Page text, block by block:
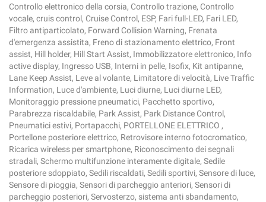
Controllo elettronico della corsia, Controllo trazione, Controllo
vocale, cruis control, Cruise Control, ESP, Fari full-LED, Fari LED,
Filtro antiparticolato, Forward Collision Warning, Frenata
d'emergenza assistita, Freno di stazionamento elettrico, Front
assist, Hill holder, Hill Start Assist, Immobilizzatore elettronico, Info
active display, Ingresso USB, Interni in pelle, Isofix, Kit antipanne,
Lane Keep Assist, Leve al volante, Limitatore di velocità, Live Traffic
Information, Luce d'ambiente, Luci diurne, Luci diurne LED,
Monitoraggio pressione pneumatici, Pacchetto sportivo,
Parabrezza riscaldabile, Park Assist, Park Distance Control,
Pneumatici estivi, Portapacchi, PORTELLONE ELETTRICO ,
Portellone posteriore elettrico, Retrovisore interno fotocromatico,
Ricarica wireless per smartphone, Riconoscimento dei segnali
stradali, Schermo multifunzione interamente digitale, Sedile
posteriore sdoppiato, Sedili riscaldati, Sedili sportivi, Sensore di luce,
Sensore di pioggia, Sensori di parcheggio anteriori, Sensori di
parcheggio posteriori, Servosterzo, sistema anti sbandamento,